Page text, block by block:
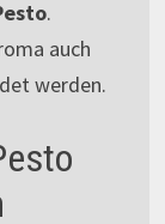
.
auch
werden.